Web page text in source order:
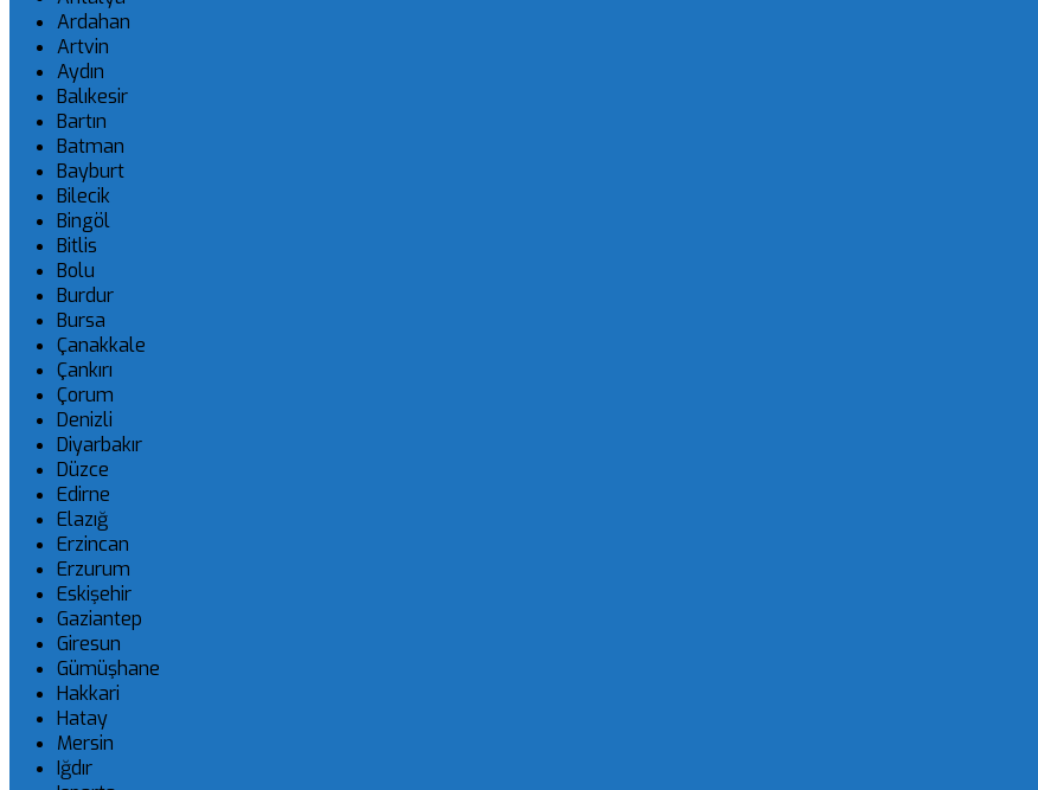
Ardahan
Artvin
Aydın
Balıkesir
Bartın
Batman
Bayburt
Bilecik
Bingöl
Bitlis
Bolu
Burdur
Bursa
Çanakkale
Çankırı
Çorum
Denizli
Diyarbakır
Düzce
Edirne
Elazığ
Erzincan
Erzurum
Eskişehir
Gaziantep
Giresun
Gümüşhane
Hakkari
Hatay
Mersin
Iğdır